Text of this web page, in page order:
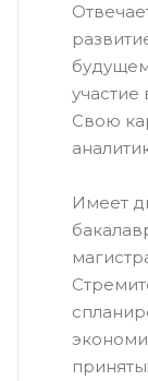
участие
Свою
Имеет